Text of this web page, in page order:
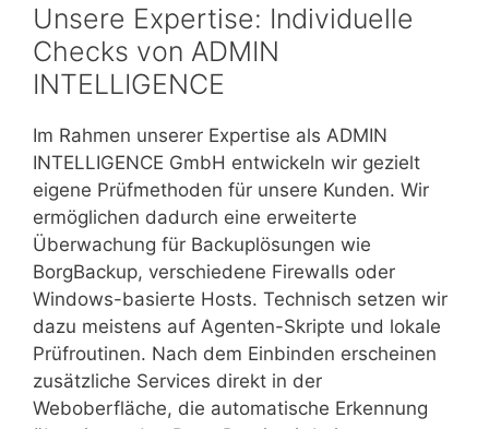
Unsere Expertise: Individuelle
Checks von ADMIN
INTELLIGENCE
Im Rahmen unserer Expertise als ADMIN
INTELLIGENCE GmbH entwickeln wir gezielt
eigene Prüfmethoden für unsere Kunden. Wir
ermöglichen dadurch eine erweiterte
Überwachung für Backuplösungen wie
BorgBackup, verschiedene Firewalls oder
Windows-basierte Hosts. Technisch setzen wir
dazu meistens auf Agenten-Skripte und lokale
Prüfroutinen. Nach dem Einbinden erscheinen
zusätzliche Services direkt in der
Weboberfläche, die automatische Erkennung